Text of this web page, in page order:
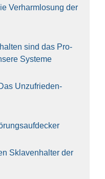
Ver­harm­lo­sung der
sind das Pro­
Sys‍te‍me
Unzufrieden­
Skla­ven­hal­ter der